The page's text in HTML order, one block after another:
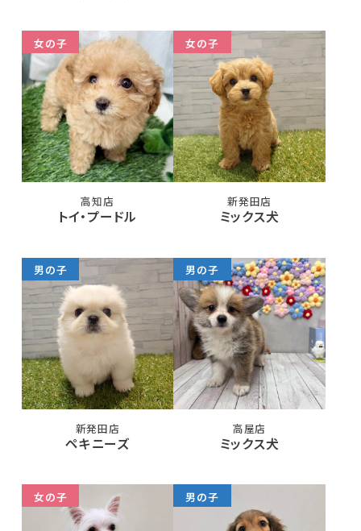
女の子
高知店
トイ・プードル
女の子
新発田店
ミックス犬
男の子
新発田店
ペキニーズ
男の子
高屋店
ミックス犬
女の子 男の子